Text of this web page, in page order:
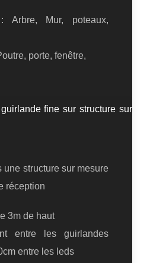
Arbre, Mur, poteaux,
porte, fenêtre,
une structure sur mesure
réception
3m de haut
entre les guirlandes
entre les leds